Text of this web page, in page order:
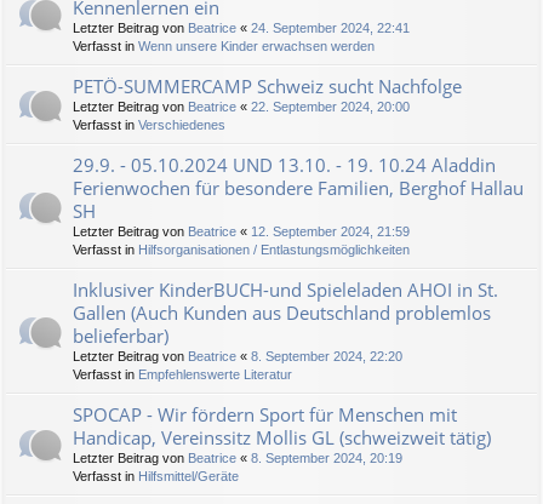
Kennenlernen ein
Letzter Beitrag von Beatrice « 24. September 2024, 22:41
Verfasst in Wenn unsere Kinder erwachsen werden
PETÖ-SUMMERCAMP Schweiz sucht Nachfolge
Letzter Beitrag von Beatrice « 22. September 2024, 20:00
Verfasst in Verschiedenes
29.9. - 05.10.2024 UND 13.10. - 19. 10.24 Aladdin
Ferienwochen für besondere Familien, Berghof Hallau
SH
Letzter Beitrag von Beatrice « 12. September 2024, 21:59
Verfasst in Hilfsorganisationen / Entlastungsmöglichkeiten
Inklusiver KinderBUCH-und Spieleladen AHOI in St.
Gallen (Auch Kunden aus Deutschland problemlos
belieferbar)
Letzter Beitrag von Beatrice « 8. September 2024, 22:20
Verfasst in Empfehlenswerte Literatur
SPOCAP - Wir fördern Sport für Menschen mit
Handicap, Vereinssitz Mollis GL (schweizweit tätig)
Letzter Beitrag von Beatrice « 8. September 2024, 20:19
Verfasst in Hilfsmittel/Geräte